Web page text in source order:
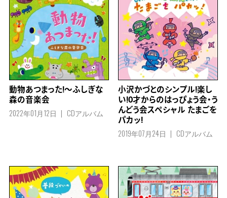
動物あつまった!～ふしぎな
森の音楽会
2022年01月12日 CDアルバム
小沢かづとのシンプル!楽し
い!0才からのはっぴょう会・う
んどう会スペシャル たまごを
パカッ!
2019年07月24日 CDアルバム